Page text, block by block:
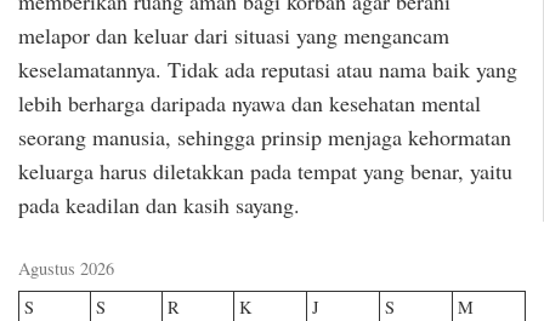
melapor dan keluar dari situasi yang mengancam
keselamatannya. Tidak ada reputasi atau nama baik yang
lebih berharga daripada nyawa dan kesehatan mental
seorang manusia, sehingga prinsip menjaga kehormatan
keluarga harus diletakkan pada tempat yang benar, yaitu
pada keadilan dan kasih sayang.
Agustus 2026
S
S R K J S
M